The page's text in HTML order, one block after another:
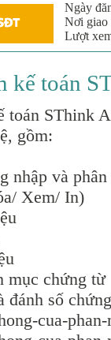
Ngày
Nơi giao
Lượt
kế toán
toán SThink
gồm:
nhập và
Xem/ In)
mục chứng từ
đánh số
cua-